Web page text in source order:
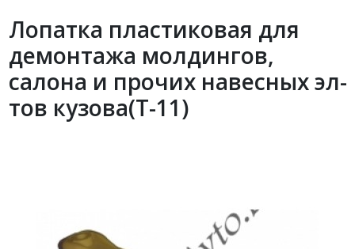
Лопатка пластиковая для
демонтажа молдингов,
салона и прочих навесных эл-
тов кузова(T-11)